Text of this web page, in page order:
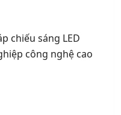
chiếu sáng LED
công nghệ cao